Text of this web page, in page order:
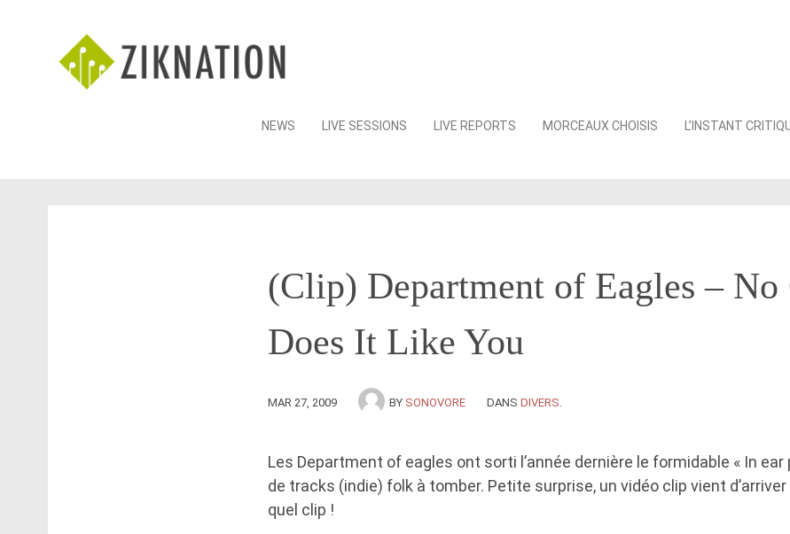
Skip
NEWS LIVE SESSIONS LIVE REPORTS MORCEAUX CHOISIS L’INSTANT
(Clip) Department of Eagles – No
Does It Like You
MAR 27, 2009 BY SONOVORE DANS DIVERS
Les Department of eagles ont sorti l’année dernière le formidable « In ear
de tracks (indie) folk à tomber. Petite surprise, un vidéo clip vient
quel clip !